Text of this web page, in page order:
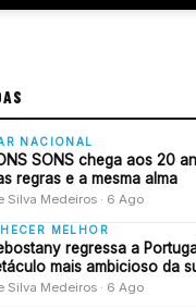
NACIONAL
SONS chega aos 20
regras e a mesma alma
Silva Medeiros · 6 Ago
MELHOR
regressa a
mais ambicioso da
Silva Medeiros · 6 Ago